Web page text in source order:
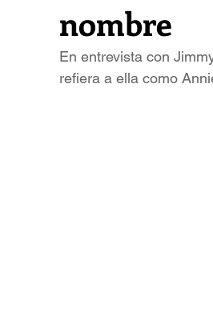
nombre
En entrevista con
refiera a ella como